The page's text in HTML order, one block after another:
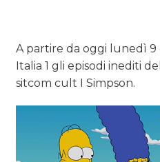
RADIO / AUDIO
TV
A partire da oggi lunedì
Italia 1 gli episodi inediti
sitcom cult I Simpson.